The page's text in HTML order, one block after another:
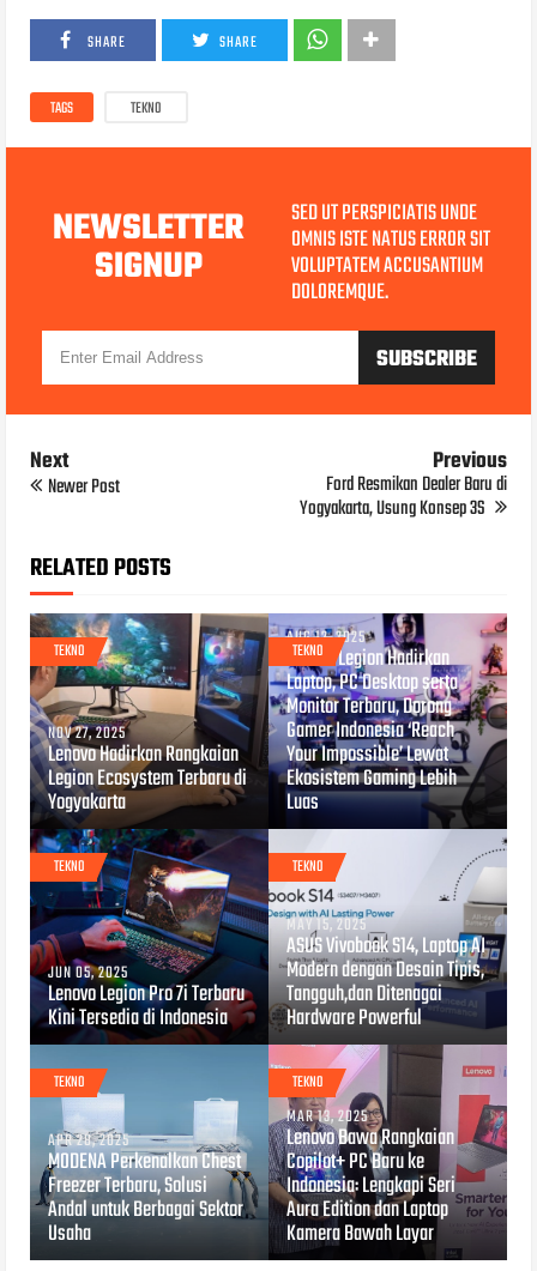
SHARE SHARE
TAGS TEKNO
NEWSLETTER
SIGNUP
SED UT PERSPICIATIS UNDE
OMNIS ISTE NATUS ERROR SIT
VOLUPTATEM ACCUSANTIUM
DOLOREMQUE.
Next
Newer Post
Previous
Ford Resmikan Dealer Baru di
Yogyakarta, Usung Konsep 3S
RELATED POSTS
TEKNO
NOV 27, 2025
Lenovo Hadirkan Rangkaian
Legion Ecosystem Terbaru di
Yogyakarta
TEKNO
AUG 12, 2025
Lenovo Legion Hadirkan
Laptop, PC Desktop serta
Monitor Terbaru, Dorong
Gamer Indonesia ‘Reach
Your Impossible’ Lewat
Ekosistem Gaming Lebih
Luas
TEKNO
JUN 05, 2025
Lenovo Legion Pro 7i Terbaru
Kini Tersedia di Indonesia
TEKNO
MAY 15, 2025
ASUS Vivobook S14, Laptop AI
Modern dengan Desain Tipis,
Tangguh,dan Ditenagai
Hardware Powerful
TEKNO
APR 28, 2025
MODENA Perkenalkan Chest
Freezer Terbaru, Solusi
Andal untuk Berbagai Sektor
Usaha
TEKNO
MAR 13, 2025
Lenovo Bawa Rangkaian
Copilot+ PC Baru ke
Indonesia: Lengkapi Seri
Aura Edition dan Laptop
Kamera Bawah Layar